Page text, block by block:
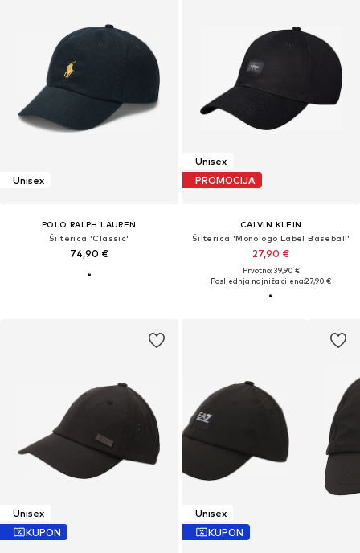
Unisex
POLO RALPH LAUREN
Šilterica 'Classic'
74,90 €
Unisex
PROMOCIJA
CALVIN KLEIN
Šilterica 'Monologo Label Baseball'
27,90 €
Prvotno: 39,90 €
Posljednja najniža cijena:27,90 €
Unisex
KUPON
Unisex
KUPON